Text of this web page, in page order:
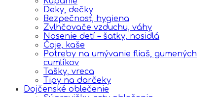
Deky, dečky
Bezpečnosť, hygiena
Zvlhčovače vzduchu, váhy
Nosenie detí – šatky, nosidlá
Čaje, kaše
Potreby na umývanie fliaš, gumených
cumlíkov
Tašky, vreca
Tipy na darčeky
Dojčenské oblečenie